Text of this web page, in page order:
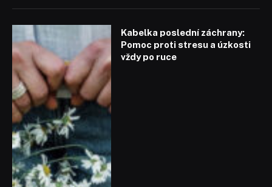
Kabelka poslední záchrany:
Pomoc proti stresu a úzkosti
vždy po ruce